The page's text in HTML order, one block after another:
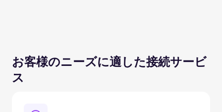
お客様のニーズに適した接続サービ
ス